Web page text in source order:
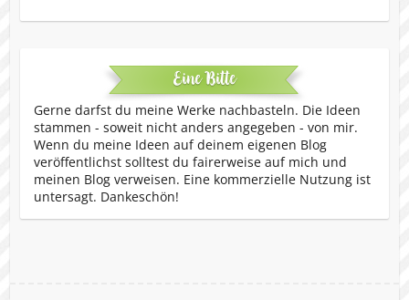
Eine Bitte
Gerne darfst du meine Werke nachbasteln. Die Ideen
stammen - soweit nicht anders angegeben - von mir.
Wenn du meine Ideen auf deinem eigenen Blog
veröffentlichst solltest du fairerweise auf mich und
meinen Blog verweisen. Eine kommerzielle Nutzung ist
untersagt. Dankeschön!